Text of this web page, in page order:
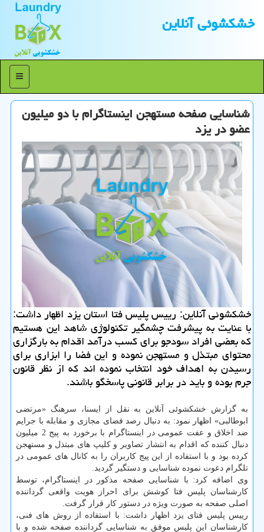
خشكشوئی آنلاین
منو
شناسایی صفحه مستهجن اینستاگرام با دو میلیون
عضو در یزد
خشكشوئی آنلاین: رییس پلیس فتا استان یزد اظهار داشت:
با عنایت به پیشرفت چشمگیر تكنولوژی شاهد این هستیم
كه بعضی افراد سودجو برای كسب درآمد اقدام به بارگزاری
محتوای مبتذل و مستهجن نموده و این فضا را ابزاری برای
رسیدن به اهداف خود انتخاب نموده اند كه از نظر قانون
جرم بوده و باید در برابر قانونی پاسخگو باشند.
به گزارش خشكشوئی آنلاین به نقل از ایسنا، سرهنگ «مرتضی
ابوطالبی» اظهار نمود: به دنبال رصد فضای مجازی و مقابله با جرایم
ضد اخلاق و عفت عمومی در اینستاگرام با برخورد به پیج 2 میلیون
دنبال كننده كه اقدام به انتشار تصاویر و كلیپ های مبتذل و مستهجن
كرده بود و با استفاده از این پیج كاربران را به كانال های عمومی در
تلگرام دعوت نموده شناسایی و دستگیر گردید.
وی اضافه كرد: با شناسایی صفحه مذكور در اینستاگرام، توسط
كارشناسان پلیس فتا كوشش برای احراز هویت واقعی گرداننده
اصلی صفحه به صورت ویژه در دستور كار قرار گرفت.
رییس پلیس فتای یزد اظهار داشت: با استفاده از روش های فنی،
كارشناسان این پلیس موفق به شناسایی گرداننده صفحه شده و با